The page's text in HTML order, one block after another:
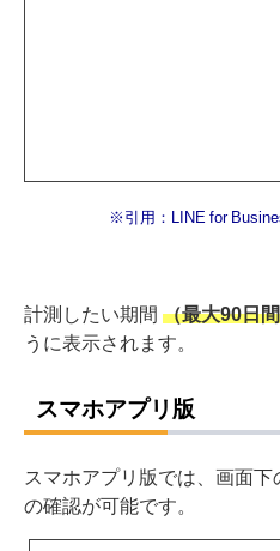
計測したい期間 （最大90日
うに表示されます。